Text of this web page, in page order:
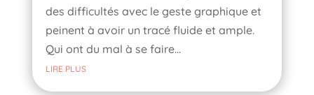
des difficultés avec le geste graphique et
peinent à avoir un tracé fluide et ample.
Qui ont du mal à se faire...
LIRE PLUS